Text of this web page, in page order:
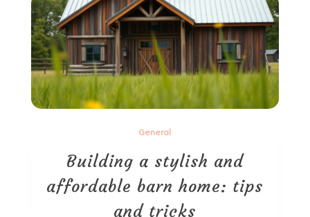
General
Building a stylish and
affordable barn home: tips
and tricks